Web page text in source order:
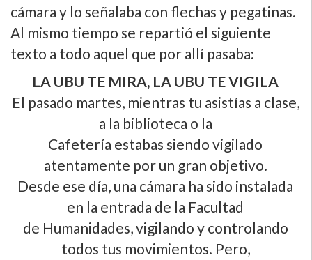
cámara y lo señalaba con flechas y pegatinas.
Al mismo tiempo se repartió el siguiente
texto a todo aquel que por allí­ pasaba:
LA UBU TE MIRA, LA UBU TE VIGILA
El pasado martes, mientras tu asistí­as a clase,
a la biblioteca o la
Cafeterí­a estabas siendo vigilado
atentamente por un gran objetivo.
Desde ese dí­a, una cámara ha sido instalada
en la entrada de la Facultad
de Humanidades, vigilando y controlando
todos tus movimientos. Pero,